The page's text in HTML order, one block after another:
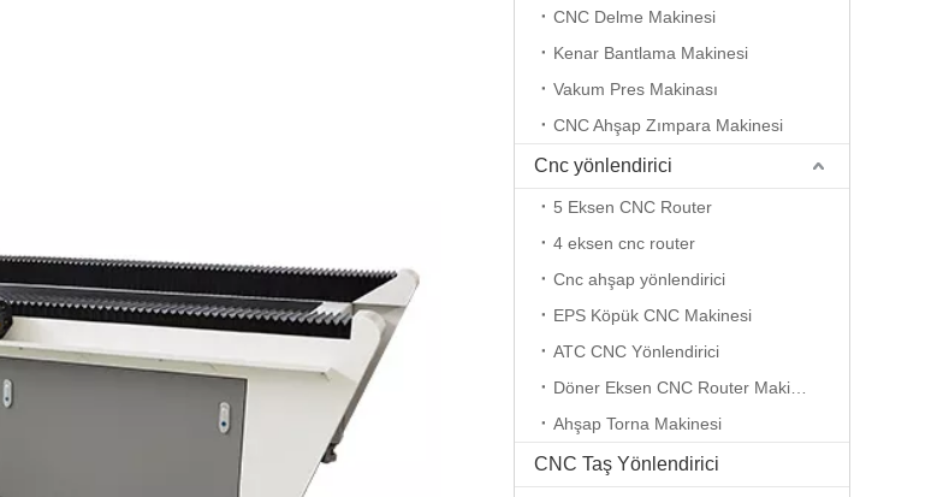
CNC Delme Makinesi
Kenar Bantlama Makinesi
Vakum Pres Makinası
CNC Ahşap Zımpara Makinesi
Cnc yönlendirici
5 Eksen CNC Router
4 eksen cnc router
Cnc ahşap yönlendirici
EPS Köpük CNC Makinesi
ATC CNC Yönlendirici
Ahşap Torna Makinesi
CNC Taş Yönlendirici